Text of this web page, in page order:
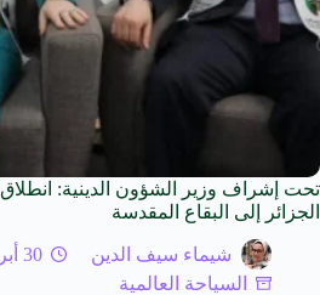
تحت إشراف وزير الشؤون الدينية:
الجزائر إلى البقاع المقدسة
شيماء سيف الدين
30 أبريل 2026
السياحة العالمية